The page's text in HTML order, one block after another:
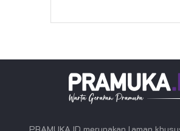
PRAMUKA.ID merupakan laman